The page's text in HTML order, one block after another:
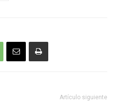
Artículo siguiente